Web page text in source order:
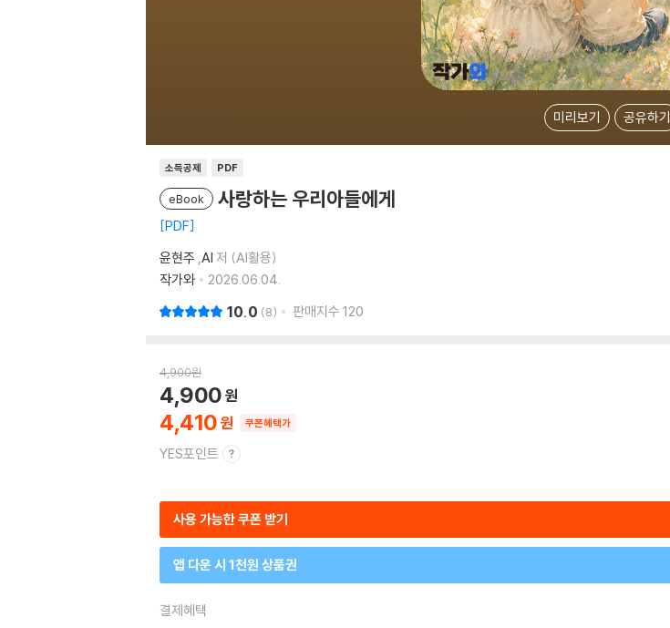
미리보기 공유하기
소득공제 PDF
eBook 사랑하는 우리아들에게
PDF
윤현주 ,AI 저 (AI활용)
작가와
2026.06.04.
10.0 8 판매지수 120
4,900원
4,410
4,900
쿠폰혜택가
YES포인트
사용 가능한 쿠폰 받기
앱 다운 시 1천원 상품권
결제혜택